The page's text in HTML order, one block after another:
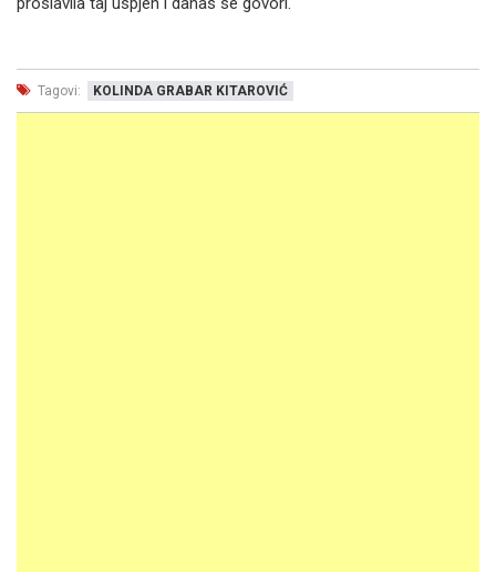
Tagovi: KOLINDA GRABAR KITAROVIĆ